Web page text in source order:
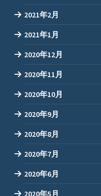
2021年2月
2021年1月
2020年12月
2020年11月
2020年10月
2020年9月
2020年8月
2020年7月
2020年6月
2020年5月